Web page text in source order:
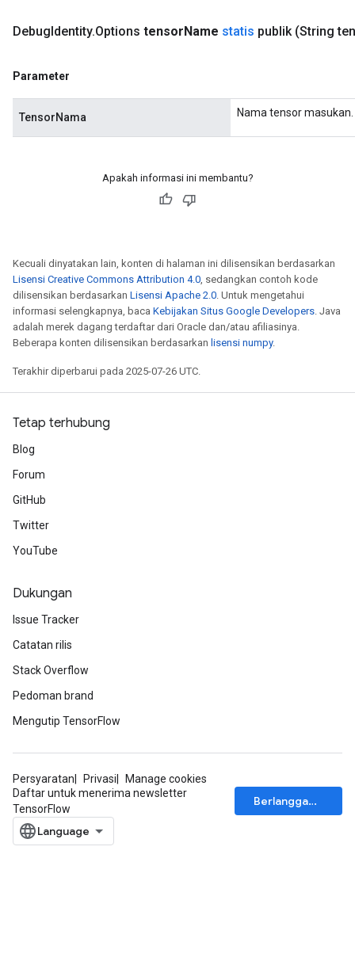
DebugIdentity.Options tensorName statis publik (String
Parameter
TensorNama Nama tensor masukan.
Apakah informasi ini membantu?
Kecuali dinyatakan lain, konten di halaman ini dilisensikan berdasarkan
Lisensi Creative Commons Attribution 4.0, sedangkan contoh kode
dilisensikan berdasarkan Lisensi Apache 2.0. Untuk mengetahui
informasi selengkapnya, baca Kebijakan Situs Google Developers. Java
adalah merek dagang terdaftar dari Oracle dan/atau afiliasinya.
Beberapa konten dilisensikan berdasarkan lisensi numpy.
Terakhir diperbarui pada 2025-07-26 UTC.
Tetap terhubung
Blog
Forum
GitHub
Twitter
YouTube
Dukungan
Issue Tracker
Catatan rilis
Stack Overflow
Pedoman brand
Mengutip TensorFlow
Persyaratan Privasi
Manage cookies
Daftar untuk menerima newsletter
TensorFlow
Berlangganan